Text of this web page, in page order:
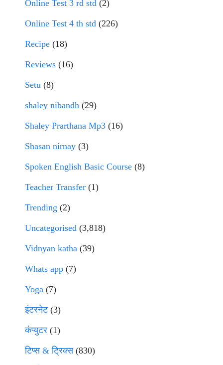
Online Test 3 rd std (2)
Online Test 4 th std (226)
Recipe (18)
Reviews (16)
Setu (8)
shaley nibandh (29)
Shaley Prarthana Mp3 (16)
Shasan nirnay (3)
Spoken English Basic Course (8)
Teacher Transfer (1)
Trending (2)
Uncategorised (3,818)
Vidnyan katha (39)
Whats app (7)
Yoga (7)
इंटरनेट(3)
कंप्युटर (1)
टिप्स & ट्रिक्स(830)